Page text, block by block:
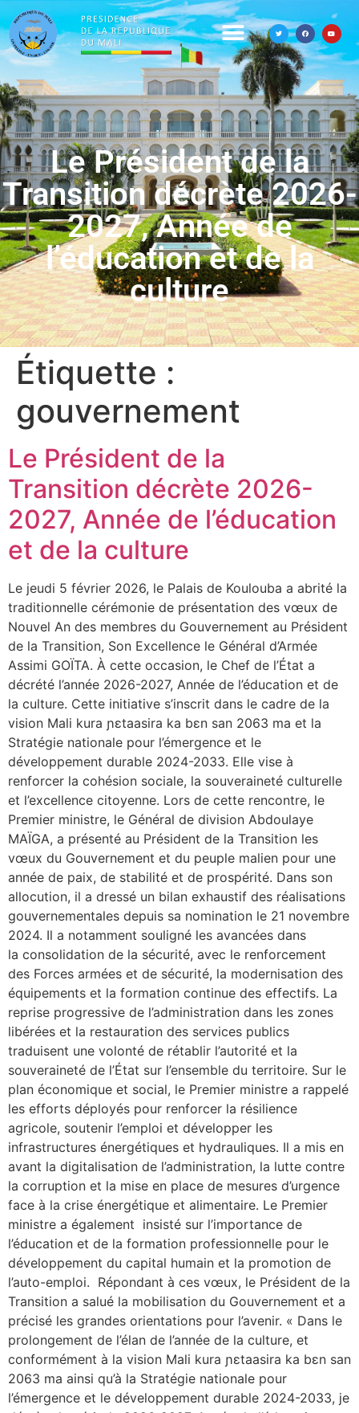
Le Président de la
Transition décrète 2026-
2027, Année de
l’éducation et de la
culture
Étiquette :
gouvernement
Le Président de la
Transition décrète 2026-
2027, Année de l’éducation
et de la culture
Le jeudi 5 février 2026, le Palais de Koulouba a abrité la
traditionnelle cérémonie de présentation des vœux de
Nouvel An des membres du Gouvernement au Président
de la Transition, Son Excellence le Général d’Armée
Assimi GOÏTA. À cette occasion, le Chef de l’État a
décrété l’année 2026-2027, Année de l’éducation et de
la culture. Cette initiative s’inscrit dans le cadre de la
vision Mali kura ɲɛtaasira ka bɛn san 2063 ma et la
Stratégie nationale pour l’émergence et le
développement durable 2024-2033. Elle vise à
renforcer la cohésion sociale, la souveraineté culturelle
et l’excellence citoyenne. Lors de cette rencontre, le
Premier ministre, le Général de division Abdoulaye
MAÏGA, a présenté au Président de la Transition les
vœux du Gouvernement et du peuple malien pour une
année de paix, de stabilité et de prospérité. Dans son
allocution, il a dressé un bilan exhaustif des réalisations
gouvernementales depuis sa nomination le 21 novembre
2024. Il a notamment souligné les avancées dans
la consolidation de la sécurité, avec le renforcement
des Forces armées et de sécurité, la modernisation des
équipements et la formation continue des effectifs. La
reprise progressive de l’administration dans les zones
libérées et la restauration des services publics
traduisent une volonté de rétablir l’autorité et la
souveraineté de l’État sur l’ensemble du territoire. Sur le
plan économique et social, le Premier ministre a rappelé
les efforts déployés pour renforcer la résilience
agricole, soutenir l’emploi et développer les
infrastructures énergétiques et hydrauliques. Il a mis en
avant la digitalisation de l’administration, la lutte contre
la corruption et la mise en place de mesures d’urgence
face à la crise énergétique et alimentaire. Le Premier
ministre a également insisté sur l’importance de
l’éducation et de la formation professionnelle pour le
développement du capital humain et la promotion de
l’auto-emploi. Répondant à ces vœux, le Président de la
Transition a salué la mobilisation du Gouvernement et a
précisé les grandes orientations pour l’avenir. « Dans le
prolongement de l’élan de l’année de la culture, et
conformément à la vision Mali kura ɲɛtaasira ka bɛn san
2063 ma ainsi qu’à la Stratégie nationale pour
l’émergence et le développement durable 2024-2033, je